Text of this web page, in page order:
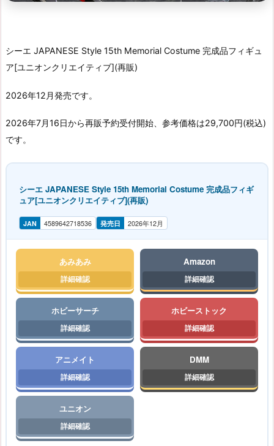
シーエ JAPANESE Style 15th Memorial Costume 完成品フィギュ
ア[ユニオンクリエイティブ](再販)
2026年12月発売です。
2026年7月16日から再販予約受付開始、参考価格は29,700円(税込)
です。
シーエ JAPANESE Style 15th Memorial Costume 完成品フィギ
ュア[ユニオンクリエイティブ](再販)
JAN 4589642718536 発売日 2026年12月
あみあみ Amazon
ホビーサーチ ホビーストック
アニメイト DMM
ユニオン